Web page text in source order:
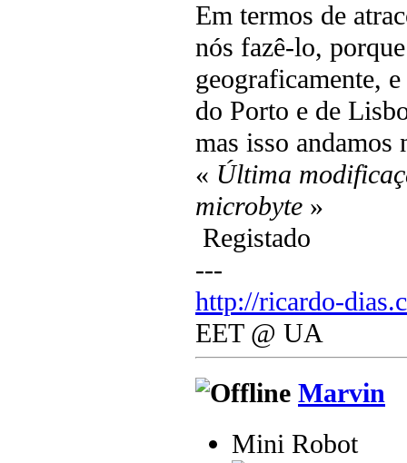
Em termos de
nós fazê-lo,
geograficamente,
do Porto e de
mas isso
« Última
microbyte »
Registado
---
http://ricardo-
EET @ UA
Marvin
Mini Robot